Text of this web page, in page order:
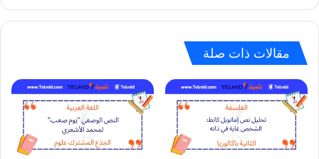
مقالات ذات صلة